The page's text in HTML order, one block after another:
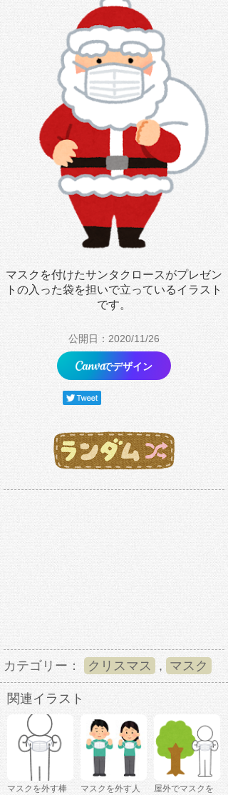
マスクを付けたサンタクロースがプレゼン
トの入った袋を担いで立っているイラスト
です。
公開日：2020/11/26
でデザイン
カテゴリー： クリスマス , マスク
関連イラスト
マスクを外す棒
マスクを外す人
屋外でマスクを